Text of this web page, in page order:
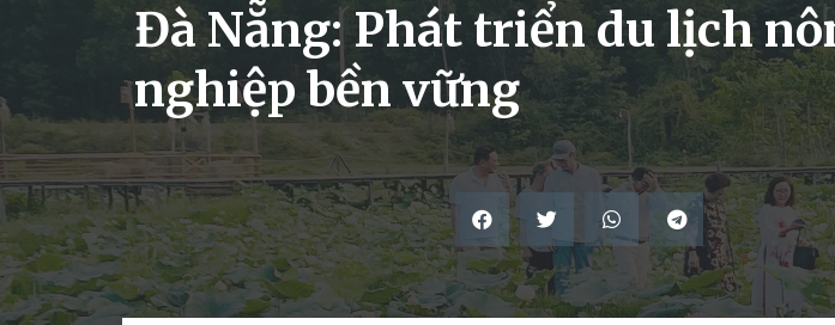
Đà Nẵng: Phát triển du lịch
nghiệp bền vững